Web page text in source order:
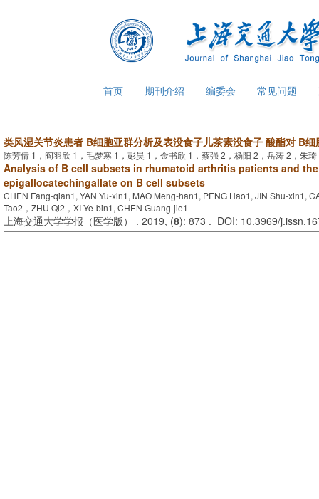
首页 期刊介绍 编委会 常见问题
类风湿关节炎患者 B细胞亚群分析及表没食子儿茶素没食子 酸酯对 B细
陈芳倩 1，阎羽欣 1，毛梦寒 1，彭昊 1，金书欣 1，蔡强 2，杨阳 2，岳涛 2，朱
Analysis of B cell subsets in rhumatoid arthritis patients and
epigallocatechingallate on B cell subsets
CHEN Fang-qian1, YAN Yu-xin1, MAO Meng-han1, PENG Hao1, JIN Shu-xin1,
Tao2，ZHU Qi2，XI Ye-bin1, CHEN Guang-jie1
上海交通大学学报（医学版） . 2019, (8): 873 . DOI: 10.3969/